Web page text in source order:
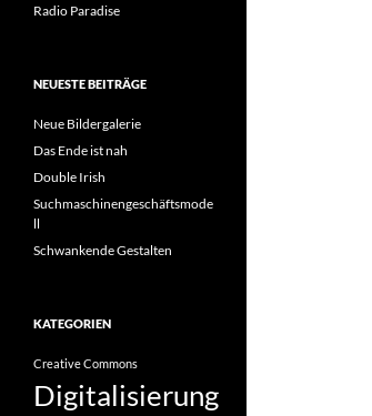
Radio Paradise
NEUESTE BEITRÄGE
Neue Bildergalerie
Das Ende ist nah
Double Irish
Suchmaschinengeschäftsmode
ll
Schwankende Gestalten
KATEGORIEN
Creative Commons
Digitalisierung